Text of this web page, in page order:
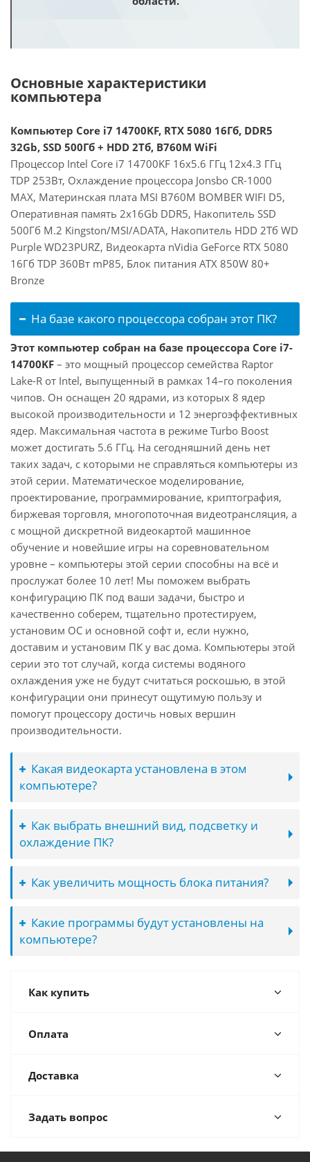
Основные характеристики
компьютера
Компьютер Core i7 14700KF, RTX 5080 16Гб, DDR5
32Gb, SSD 500Гб + HDD 2Тб, B760M WiFi
Процессор Intel Core i7 14700KF 16x5.6 ГГц 12x4.3 ГГц
TDP 253Вт, Охлаждение процессора Jonsbo CR-1000
MAX, Материнская плата MSI B760M BOMBER WIFI D5,
Оперативная память 2x16Gb DDR5, Накопитель SSD
500Гб M.2 Kingston/MSI/ADATA, Накопитель HDD 2Тб WD
Purple WD23PURZ, Видеокарта nVidia GeForce RTX 5080
16Гб TDP 360Вт mP85, Блок питания ATX 850W 80+
Bronze
На базе какого процессора собран этот ПК?
Этот компьютер собран на базе процессора Core i7-
14700KF – это мощный процессор семейства Raptor
Lake-R от Intel, выпущенный в рамках 14–го поколения
чипов. Он оснащен 20 ядрами, из которых 8 ядер
высокой производительности и 12 энергоэффективных
ядер. Максимальная частота в режиме Turbo Boost
может достигать 5.6 ГГц. На сегодняшний день нет
таких задач, с которыми не справляться компьютеры из
этой серии. Математическое моделирование,
проектирование, программирование, криптография,
биржевая торговля, многопоточная видеотрансляция, а
с мощной дискретной видеокартой машинное
обучение и новейшие игры на соревновательном
уровне – компьютеры этой серии способны на всё и
прослужат более 10 лет! Мы поможем выбрать
конфигурацию ПК под ваши задачи, быстро и
качественно соберем, тщательно протестируем,
установим ОС и основной софт и, если нужно,
доставим и установим ПК у вас дома. Компьютеры этой
серии это тот случай, когда системы водяного
охлаждения уже не будут считаться роскошью, в этой
конфигурации они принесут ощутимую пользу и
помогут процессору достичь новых вершин
производительности.
Какая видеокарта установлена в этом
компьютере?
Как выбрать внешний вид, подсветку и
охлаждение ПК?
Как увеличить мощность блока питания?
Какие программы будут установлены на
компьютере?
Как купить
Оплата
Доставка
Задать вопрос